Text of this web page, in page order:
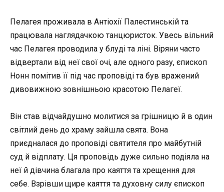
Пелагея проживала в Антіохії Палестинській та
працювала наглядачкою танцюристок. Увесь вільний
час Пелагея проводила у блуді та ліні. Віряни часто
відвертали від неї свої очі, але одного разу, єпископ
Нонн помітив її під час проповіді та був вражений
дивовижною зовнішньою красотою Пелагеї.
Він став відчайдушно молитися за грішницю й в один
світлий день до храму зайшла свята. Вона
приєдналася до проповіді святителя про майбутній
суд й відплату. Ця проповідь дуже сильно подіяла на
неї й дівчина благала про каяття та хрещення для
себе. Взрівши щире каяття та духовну силу єпископ